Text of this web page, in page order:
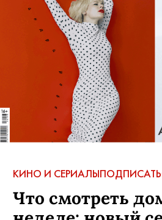
КИНО И СЕРИАЛЫ
Что смотреть